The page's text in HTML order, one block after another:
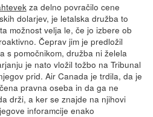
za delno povračilo cene
dolarjev, je letalska družba to
možnost velja le, če jo izbere ob
Čeprav jim je predložil
s pomočnikom, družba ni želela
je nato vložil tožbo na Tribunal
prid. Air Canada je trdila, da je
pravna oseba in da ga ne
drži, a ker se znajde na njihovi
inforamcije enako